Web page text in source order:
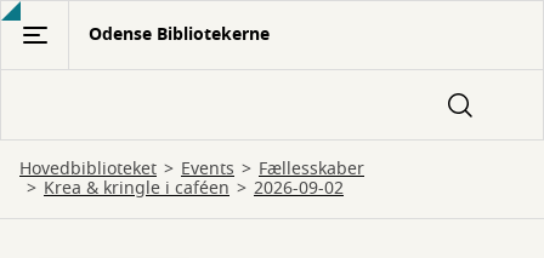
Gå
hovedindhold
Odense Bibliotekerne
Hovedbiblioteket Events Fællesskaber
Krea & kringle i caféen 2026-09-02